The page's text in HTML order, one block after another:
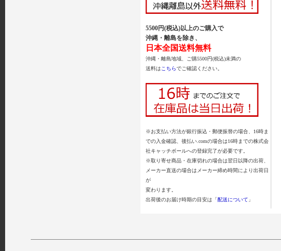
5500円(税込)以上のご購入で
沖縄・離島を除き、
日本全国送料無料
沖縄・離島地域、ご購5500円(税込)未満の
送料は こちらでご確認ください。
※お支払い方法が銀行振込・郵便振替の場合、16時ま
での入金確認、後払い.comの場合は16時までの株式会
社キャッチボールへの登録完了が必要です。
※取り寄せ商品・在庫切れの場合は翌日以降の出荷、
メーカー直送の場合はメーカー締め時間により出荷日
が
変わります。
出荷後のお届け時期の目安は「配送について 」